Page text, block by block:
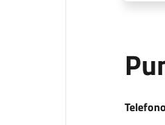
Telefono